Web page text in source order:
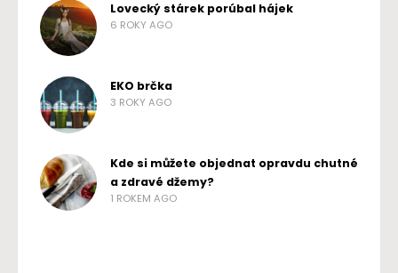
Lovecký stárek porúbal hájek
6 ROKY AGO
EKO brčka
3 ROKY AGO
Kde si můžete objednat opravdu chutné
a zdravé džemy?
1 ROKEM AGO